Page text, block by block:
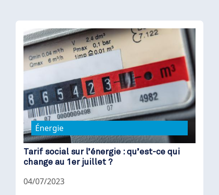
Énergie
Tarif social sur l’énergie : qu’est-ce qui
change au 1er juillet ?
04/07/2023